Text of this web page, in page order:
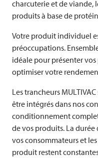
charcuterie et de viande,
produits à base de
Votre produit individuel
préoccupations.
idéale pour présenter
optimiser votre
Les trancheurs MULTIVAC
être intégrés dans nos
conditionnement
de vos produits. La
vos consommateurs et
produit restent